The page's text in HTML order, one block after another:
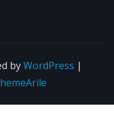
byWordPress |